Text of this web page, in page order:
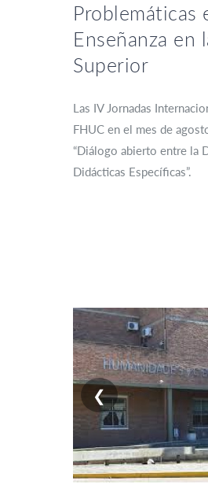
Problemáticas
Enseñanza en
Superior
Las IV Jornadas
FHUC en el mes de
“Diálogo abierto entre la
Didácticas Específicas”.
❮